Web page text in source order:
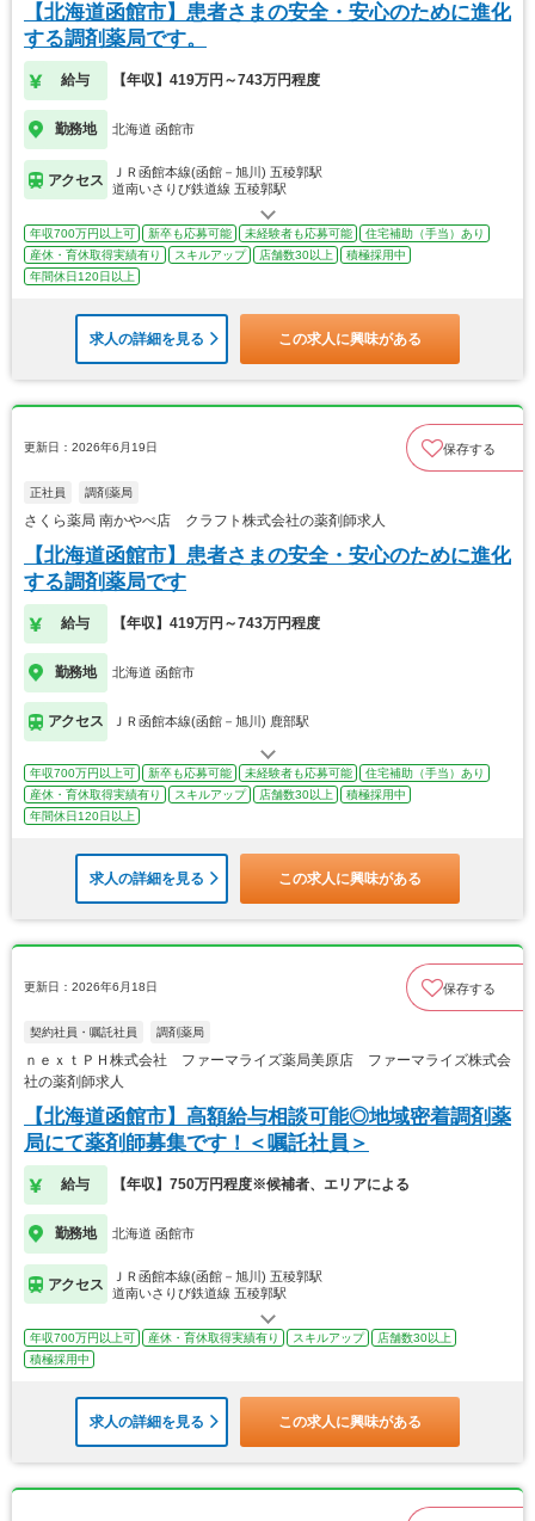
【北海道函館市】患者さまの安全・安心のために進化
する調剤薬局です。
給与 【年収】419万円～743万円程度
勤務地 北海道 函館市
アクセス
ＪＲ函館本線(函館－旭川) 五稜郭駅
道南いさりび鉄道線 五稜郭駅
年収700万円以上可 新卒も応募可能 未経験者も応募可能
住宅補助（手当）あり
産休・育休取得実績有り
スキルアップ 店舗数30以上
積極採用中
年間休日120日以上
求人の詳細を見る この求人に興味がある
更新日：2026年6月19日 保存する
正社員 調剤薬局
さくら薬局 南かやべ店 クラフト株式会社の薬剤師求人
【北海道函館市】患者さまの安全・安心のために進化
する調剤薬局です
給与 【年収】419万円～743万円程度
勤務地 北海道 函館市
アクセス ＪＲ函館本線(函館－旭川) 鹿部駅
年収700万円以上可 新卒も応募可能 未経験者も応募可能
住宅補助（手当）あり
産休・育休取得実績有り
スキルアップ 店舗数30以上
積極採用中
年間休日120日以上
求人の詳細を見る この求人に興味がある
更新日：2026年6月18日 保存する
契約社員・嘱託社員 調剤薬局
ｎｅｘｔＰＨ株式会社 ファーマライズ薬局美原店 ファーマライズ株式会
社の薬剤師求人
【北海道函館市】高額給与相談可能◎地域密着調剤薬
局にて薬剤師募集です！＜嘱託社員＞
給与 【年収】750万円程度※候補者、エリアによる
勤務地 北海道 函館市
アクセス
ＪＲ函館本線(函館－旭川) 五稜郭駅
道南いさりび鉄道線 五稜郭駅
年収700万円以上可 産休・育休取得実績有り スキルアップ
店舗数30以上
積極採用中
求人の詳細を見る この求人に興味がある